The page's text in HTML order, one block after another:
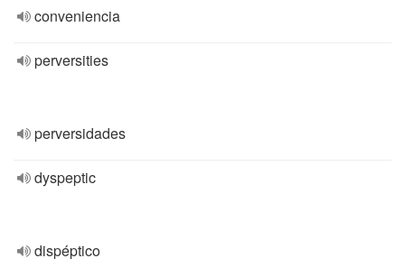
conveniencia
perversities
perversidades
dyspeptic
dispéptico